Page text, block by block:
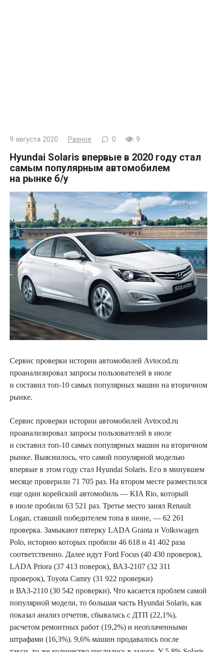
9 августа 2020 Разное 0 9
Hyundai Solaris впервые в 2020 году стал
самым популярным автомобилем
на рынке б/у
Сервис проверки истории автомобилей Avtocod.ru
проанализировал запросы пользователей в июле
и составил топ-10 самых популярных машин на вторичном
рынке.
Сервис проверки истории автомобилей Avtocod.ru
проанализировал запросы пользователей в июле
и составил топ-10 самых популярных машин на вторичном
рынке. Выяснилось, что самой популярной моделью
впервые в этом году стал Hyundai Solaris. Его в минувшем
месяце проверили 71 705 раз. На втором месте разместился
еще один корейский автомобиль — KIA Rio, который
в июле пробили 63 521 раз. Третье место занял Renault
Logan, ставший победителем топа в июне, — 62 261
проверка. Замыкают пятерку LADA Granta и Volkswagen
Polo, историю которых пробили 46 618 и 41 402 раза
соответственно. Далее идут Ford Focus (40 430 проверок),
LADA Priora (37 413 поверок), ВАЗ-2107 (32 311
проверок), Toyota Camry (31 922 проверки)
и ВАЗ-2110 (30 542 проверки). Что касается проблем самой
популярной модели, то большая часть Hyundai Solaris, как
показал анализ отчетов, сбывалась с ДТП (22,1%),
расчетом ремонтных работ (19,2%) и неоплаченными
штрафами (16,3%). 9,6% машин продавалось после